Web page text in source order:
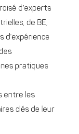
d’experts
de BE,
d’expérience
pratiques
entre les
clés de leur